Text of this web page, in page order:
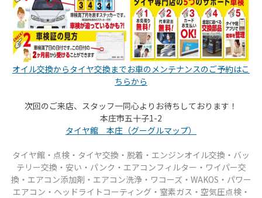
オイル交換からタイヤ交換までお車のメンテナンスのご予約はこ
ちらから
次回のご来店、スタッフ一同心よりお待ちしております！
本庄市五十子1-2
タイヤ館 本庄（グーグルマップ）
タイヤ館・点検・タイヤ交換・脱着・エンジンオイル交換・バッ
テリー交換・安い・パンク ・エアコンフィルター・ワイパー交
換・エアコン添加剤・エアコン洗浄・ワコーズ・WAKOS・パワー
エアコン ・ヘッドライトコーティング・窒素ガス・空気圧点検・